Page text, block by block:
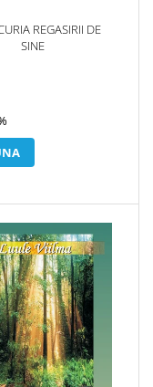
REGASIRII DE
SINE